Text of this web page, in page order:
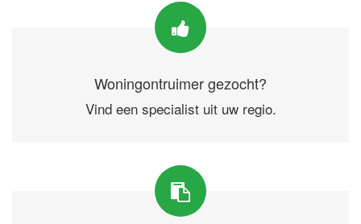
Woningontruimer gezocht?
Vind een specialist uit uw regio.